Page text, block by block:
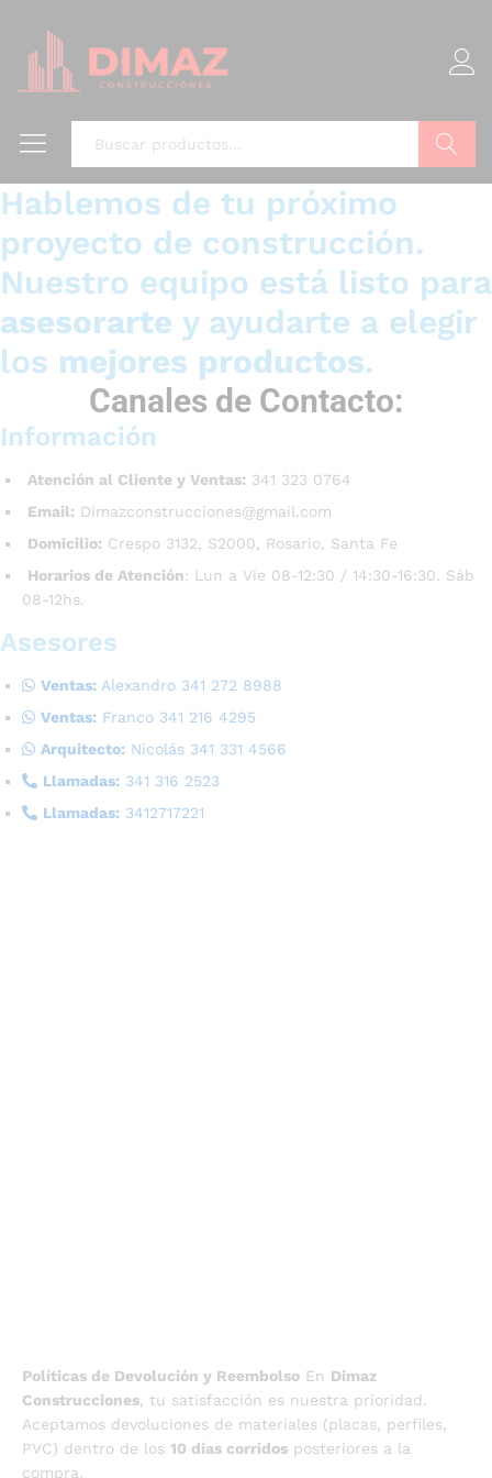
Hablemos de tu próximo
proyecto de construcción.
Nuestro equipo está listo para
asesorarte y ayudarte a elegir
los mejores productos.
Canales de Contacto:
Información
Atención al Cliente y Ventas: 341 323 0764
Email: Dimazconstrucciones@gmail.com
Domicilio: Crespo 3132, S2000, Rosario, Santa Fe
Horarios de Atención: Lun a Vie 08-12:30 / 14:30-16:30. Sáb
08-12hs.
Asesores
Ventas: Alexandro 341 272 8988
Ventas: Franco 341 216 4295
Arquitecto: Nicolás 341 331 4566
Llamadas: 341 316 2523
Llamadas: 3412717221
Políticas de Devolución y Reembolso En Dimaz
Construcciones, tu satisfacción es nuestra prioridad.
Aceptamos devoluciones de materiales (placas, perfiles,
PVC) dentro de los 10 días corridos posteriores a la
compra.